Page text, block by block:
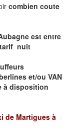
combien coute
est entre
tarif nuit
et/ou VAN
à disposition
de Martigues à